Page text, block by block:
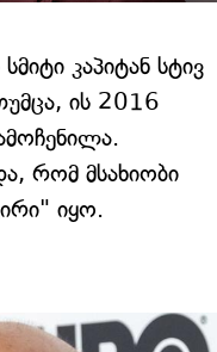
კაპიტან სტივ
ის 2016
რომ მსახიობი
იყო.